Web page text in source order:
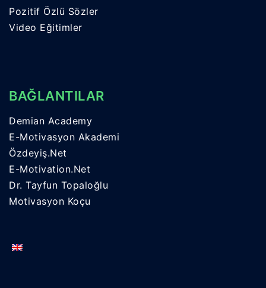
Pozitif Özlü Sözler
Video Eğitimler
BAĞLANTILAR
Demian Academy
E-Motivasyon Akademi
Özdeyiş.Net
E-Motivation.Net
Dr. Tayfun Topaloğlu
Motivasyon Koçu